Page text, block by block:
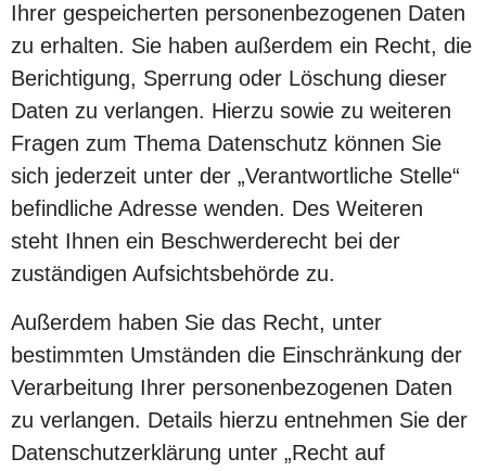
Ihrer gespeicherten personenbezogenen Daten
zu erhalten. Sie haben außerdem ein Recht, die
Berichtigung, Sperrung oder Löschung dieser
Daten zu verlangen. Hierzu sowie zu weiteren
Fragen zum Thema Datenschutz können Sie
sich jederzeit unter der „Verantwortliche Stelle“
befindliche Adresse wenden. Des Weiteren
steht Ihnen ein Beschwerderecht bei der
zuständigen Aufsichtsbehörde zu.
Außerdem haben Sie das Recht, unter
bestimmten Umständen die Einschränkung der
Verarbeitung Ihrer personenbezogenen Daten
zu verlangen. Details hierzu entnehmen Sie der
Datenschutzerklärung unter „Recht auf